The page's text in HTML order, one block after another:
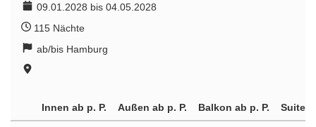
09.01.2028 bis 04.05.2028
115 Nächte
ab/bis Hamburg
Innen ab p. P. Außen ab p. P. Balkon ab p. P. Suite